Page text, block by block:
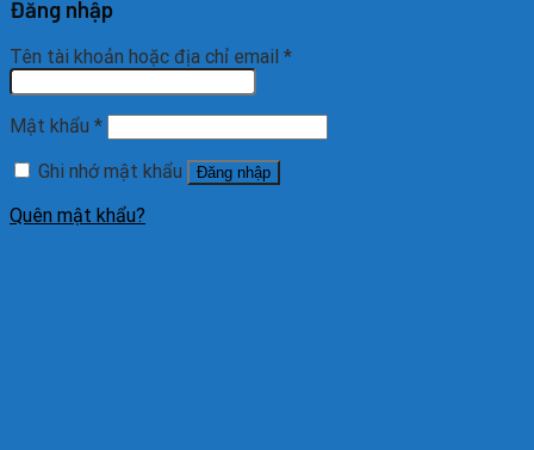
Đăng nhập
Tên tài khoản hoặc địa chỉ email *
Mật khẩu *
Ghi nhớ mật khẩu
Đăng nhập
Quên mật khẩu?